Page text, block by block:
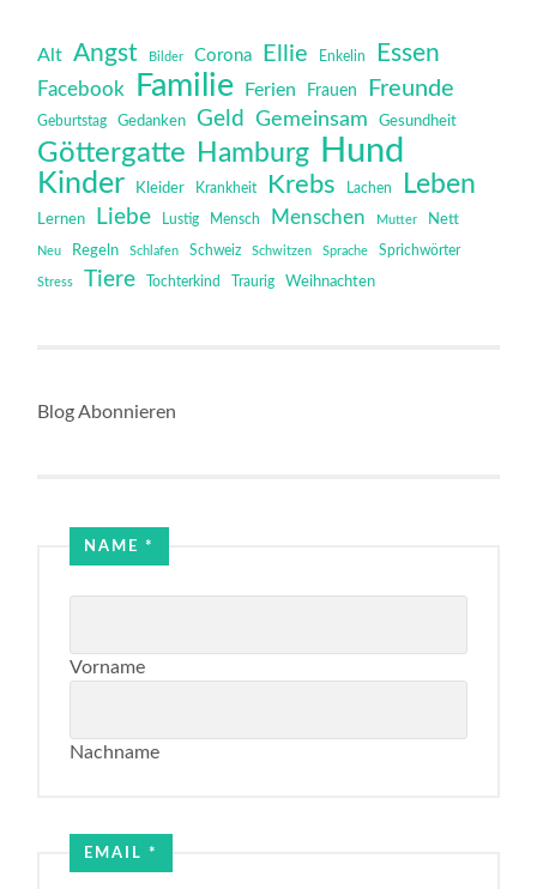
Alt Angst Bilder Corona Ellie Enkelin Essen
Facebook Familie Ferien Frauen Freunde
Geburtstag Gedanken Geld Gemeinsam Gesundheit
Göttergatte Hamburg Hund
Kinder Kleider Krankheit Krebs Lachen Leben
Lernen Liebe Lustig Mensch Menschen Mutter Nett
Neu Regeln Schlafen Schweiz Schwitzen Sprache Sprichwörter
Stress Tiere Tochterkind Traurig Weihnachten
Blog Abonnieren
Name
NAME*
Vorname
Nachname
EMAIL*